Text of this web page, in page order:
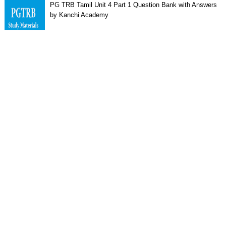
PG TRB Tamil Unit 4 Part 1 Question Bank with Answers
by Kanchi Academy